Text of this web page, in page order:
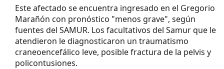
Este afectado se encuentra ingresado en el Gregorio
Marañón con pronóstico "menos grave", según
fuentes del SAMUR. Los facultativos del Samur que le
atendieron le diagnosticaron un traumatismo
craneoencefálico leve, posible fractura de la pelvis y
policontusiones.